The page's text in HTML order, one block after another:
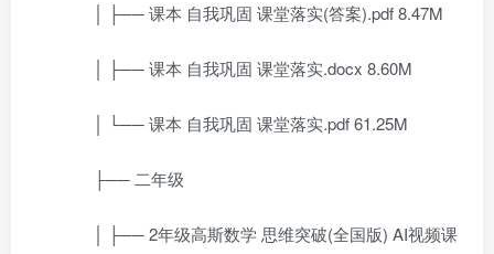
│ ├── 课本 自我巩固 课堂落实(答案).pdf 8.47M
│ ├── 课本 自我巩固 课堂落实.docx 8.60M
│ └── 课本 自我巩固 课堂落实.pdf 61.25M
├── 二年级
│ ├── 2年级高斯数学 思维突破(全国版) AI视频课